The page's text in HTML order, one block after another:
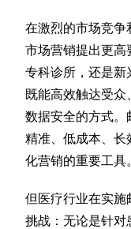
在激烈的市场竞
市场营销提出更高
专科诊所，还是新
既能高效触达受
数据安全的方式
精准、低成本、
化营销的重要工具。
但医疗行业在实施
挑战：无论是针对